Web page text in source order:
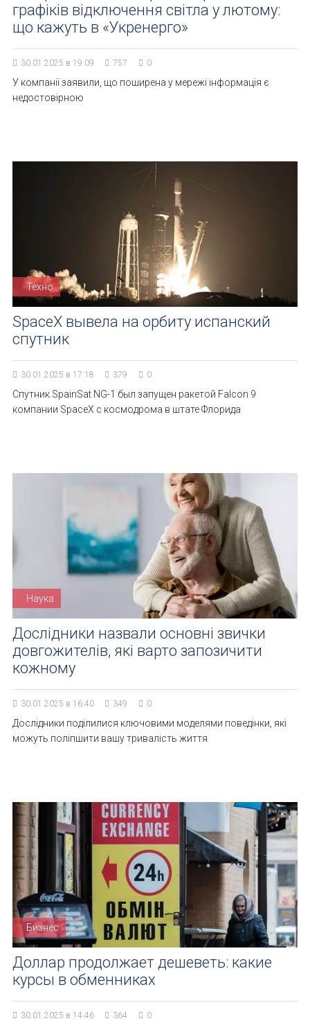
графіків відключення світла у лютому:
що кажуть в «Укренерго»
30.01.2025 в 19:09 757 0
У компанії заявили, що поширена у мережі інформація є
недостовірною
Техно
SpaceX вывела на орбиту испанский
спутник
30.01.2025 в 17:18 379 0
Спутник SpainSat NG-1 был запущен ракетой Falcon 9
компании SpaceX с космодрома в штате Флорида
Наука
Дослідники назвали основні звички
довгожителів, які варто запозичити
кожному
30.01.2025 в 16:40 349 0
Дослідники поділилися ключовими моделями поведінки, які
можуть поліпшити вашу тривалість життя
Бизнес
Доллар продолжает дешеветь: какие
курсы в обменниках
30.01.2025 в 14:46 364 0